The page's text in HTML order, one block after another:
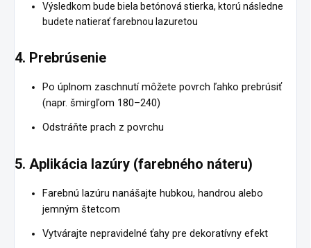
Výsledkom bude biela betónová stierka, ktorú následne
budete natierať farebnou lazuretou
4. Prebrúsenie
Po úplnom zaschnutí môžete povrch ľahko prebrúsiť
(napr. šmirgľom 180–240)
Odstráňte prach z povrchu
5. Aplikácia lazúry (farebného náteru)
Farebnú lazúru nanášajte hubkou, handrou alebo
jemným štetcom
Vytvárajte nepravidelné ťahy pre dekoratívny efekt